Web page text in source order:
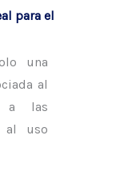
para el
una
al
a las
al uso